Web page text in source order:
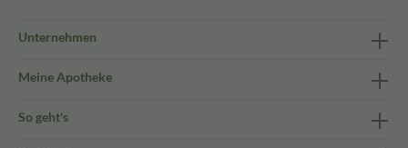
Unternehmen
Meine Apotheke
So geht's